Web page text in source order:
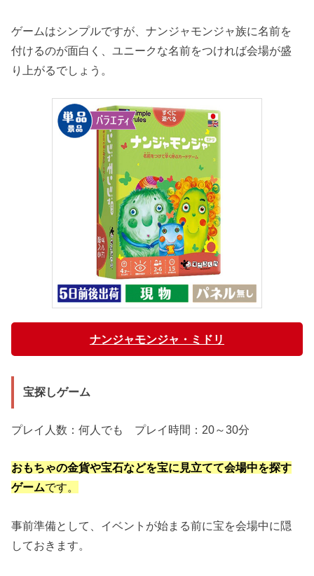
ゲームはシンプルですが、ナンジャモンジャ族に名前を
付けるのが面白く、ユニークな名前をつければ会場が盛
り上がるでしょう。
ナンジャモンジャ・ミドリ
宝探しゲーム
プレイ人数：何人でも プレイ時間：20～30分
おもちゃの金貨や宝石などを宝に見立てて会場中を探す
ゲームです。
事前準備として、イベントが始まる前に宝を会場中に隠
しておきます。